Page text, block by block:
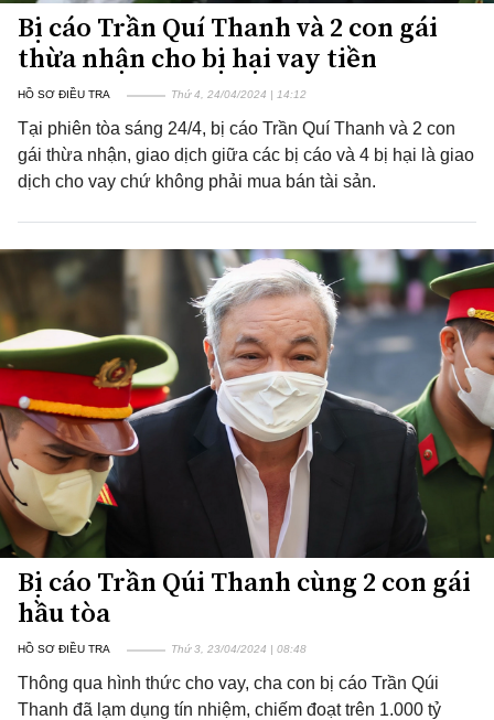
Bị cáo Trần Quí Thanh và 2 con gái
thừa nhận cho bị hại vay tiền
HỒ SƠ ĐIỀU TRA Thứ 4, 24/04/2024 | 14:12
Tại phiên tòa sáng 24/4, bị cáo Trần Quí Thanh và 2 con
gái thừa nhận, giao dịch giữa các bị cáo và 4 bị hại là giao
dịch cho vay chứ không phải mua bán tài sản.
Bị cáo Trần Qúi Thanh cùng 2 con gái
hầu tòa
HỒ SƠ ĐIỀU TRA Thứ 3, 23/04/2024 | 08:48
Thông qua hình thức cho vay, cha con bị cáo Trần Qúi
Thanh đã lạm dụng tín nhiệm, chiếm đoạt trên 1.000 tỷ